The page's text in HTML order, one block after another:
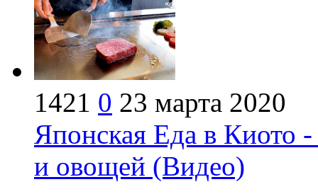
1421 0 23 марта 2020
Японская Еда в Киото
и овощей (Видео)